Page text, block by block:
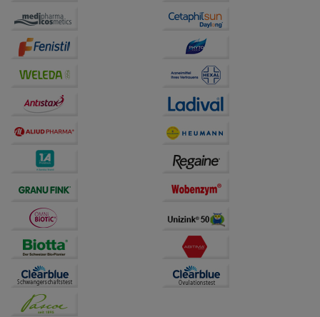
auf unserer Website aber auch die Werbung auf
Drittseiten möglichst relevant für Sie zu gestalten.
Bitte beachten Sie, dass Daten hierfür teilweise an
Dritte wie z.B. Google oder soziale Medien
übertragen werden.